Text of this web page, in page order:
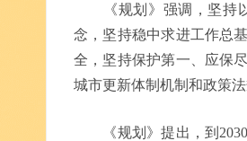
《规划》强调，坚持以
念，坚持稳中求进工作总
全，坚持保护第一、应保
城市更新体制机制和政策
《规划》提出，到2030